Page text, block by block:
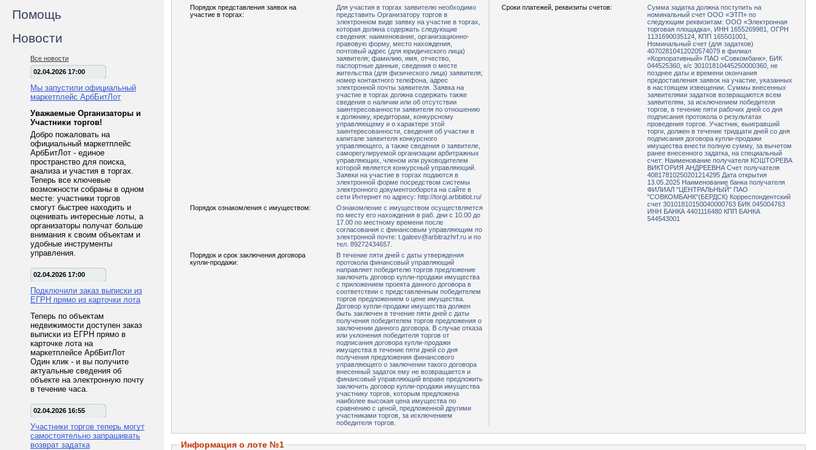
Помощь
Новости
Все новости
02.04.2026 17:00
Мы запустили официальный
маркетплейс АрбБитЛот
Уважаемые Организаторы и
Участники торгов!
Добро пожаловать на
официальный маркетплейс
АрбБитЛот - единое
пространство для поиска,
анализа и участия в торгах.
Теперь все ключевые
возможности собраны в одном
месте: участники торгов
смогут быстрее находить и
оценивать интересные лоты, а
организаторы получат больше
внимания к своим объектам и
удобные инструменты
управления.
02.04.2026 17:00
Подключили заказ выписки из
ЕГРН прямо из карточки лота
Теперь по объектам
недвижимости доступен заказ
выписки из ЕГРН прямо в
карточке лота на
маркетплейсе АрбБитЛот
Один клик - и вы получите
актуальные сведения об
объекте на электронную почту
в течение часа.
02.04.2026 16:55
Участники торгов теперь могут
самостоятельно запрашивать
возврат задатка
Порядок представления заявок на
участие в торгах:
Для участия в торгах заявителю необходимо
представить Организатору торгов в
электронном виде заявку на участие в торгах,
которая должна содержать следующие
сведения: наименование, организационно-
правовую форму, место нахождения,
почтовый адрес (для юридического лица)
заявителя; фамилию, имя, отчество,
паспортные данные, сведения о месте
жительства (для физического лица) заявителя;
номер контактного телефона, адрес
электронной почты заявителя. Заявка на
участие в торгах должна содержать также
сведения о наличии или об отсутствии
заинтересованности заявителя по отношению
к должнику, кредиторам, конкурсному
управляющему и о характере этой
заинтересованности, сведения об участии в
капитале заявителя конкурсного
управляющего, а также сведения о заявителе,
саморегулируемой организации арбитражных
управляющих, членом или руководителем
которой является конкурсный управляющий.
Заявки на участие в торгах подаются в
электронной форме посредством системы
электронного документооборота на сайте в
сети Интернет по адресу: http://torgi.arbbitlot.ru/
Сроки платежей, реквизиты счетов:
Сумма задатка должна поступить на
номинальный счет ООО «ЭТП» по
следующим реквизитам: ООО «Электронная
торговая площадка», ИНН 1655269981, ОГРН
1131690035124, КПП 165501001,
Номинальный счет (для задатков)
40702810412020574079 в филиал
«Корпоративный» ПАО «Совкомбанк», БИК
044525360, к/с 30101810445250000360, не
позднее даты и времени окончания
предоставления заявок на участие, указанных
в настоящем извещении. Суммы внесенных
заявителями задатков возвращаются всем
заявителям, за исключением победителя
торгов, в течение пяти рабочих дней со дня
подписания протокола о результатах
проведения торгов. Участник, выигравший
торги, должен в течение тридцати дней со дня
подписания договора купли-продажи
имущества внести полную сумму, за вычетом
ранее внесенного задатка, на специальный
счет: Наименование получателя КОШТОРЕВА
ВИКТОРИЯ АНДРЕЕВНА Счет получателя
40817810250201214295 Дата открытия
13.05.2025 Наименование банка получателя
ФИЛИАЛ "ЦЕНТРАЛЬНЫЙ" ПАО
"СОВКОМБАНК"(БЕРДСК) Корреспондентский
счет 30101810150040000763 БИК 045004763
ИНН БАНКА 4401116480 КПП БАНКА
544543001
Порядок ознакомления с имуществом:
Ознакомление с имуществом осуществляется
по месту его нахождения в раб. дни с 10.00 до
17.00 по местному времени после
согласования с финансовым управляющим по
электронной почте: t.galeev@arbitrazhrf.ru и по
тел. 89272434657.
Порядок и срок заключения договора
купли-продажи:
В течение пяти дней с даты утверждения
протокола финансовый управляющий
направляет победителю торгов предложение
заключить договор купли-продажи имущества
с приложением проекта данного договора в
соответствии с представленным победителем
торгов предложением о цене имущества.
Договор купли-продажи имущества должен
быть заключен в течение пяти дней с даты
получения победителем торгов предложения о
заключении данного договора. В случае отказа
или уклонения победителя торгов от
подписания договора купли-продажи
имущества в течение пяти дней со дня
получения предложения финансового
управляющего о заключении такого договора
внесенный задаток ему не возвращается и
финансовый управляющий вправе предложить
заключить договор купли-продажи имущества
участнику торгов, которым предложена
наиболее высокая цена имущества по
сравнению с ценой, предложенной другими
участниками торгов, за исключением
победителя торгов.
Информация о лоте №1